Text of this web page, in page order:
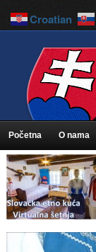
Početna O nama
Croatian